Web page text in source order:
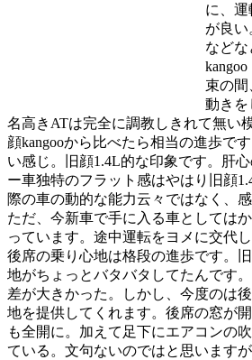
に、
が良
など
束の
動きを
名高きATは完全に調教しきれて無い
顔kangooから比べたら相当の進歩で
い感じ。旧顔1.4L的な印象です。肝
ー車独特のフラット感はやはり旧顔
際の車の動的な能力云々ではなく、
ただ、今新車で手に入る車としては
っています。途中運転をヨメに交代
後席の乗り心地は格段の進歩です。
地がちょっとバタバタしてたんです
差が大きかった。しかし、今度のは
地を提供してくれます。後席の窓が
も全開に。加えて足下にエアコンの
ている。文句ないのではと思います